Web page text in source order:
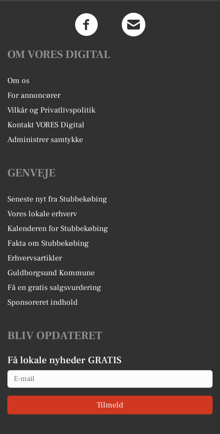
OM VORES DIGITAL
Om os
For annoncører
Vilkår og Privatlivspolitik
Kontakt VORES Digital
Administrer samtykke
GENVEJE
Seneste nyt fra Stubbekøbing
Vores lokale erhverv
Kalenderen for Stubbekøbing
Fakta om Stubbekøbing
Erhvervsartikler
Guldborgsund Kommune
Få en gratis salgsvurdering
Sponsoreret indhold
BLIV OPDATERET
Få lokale nyheder GRATIS
Email
Tilmeld